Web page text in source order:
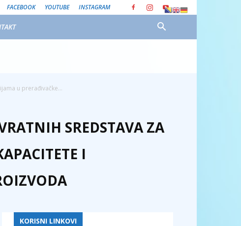
FACEBOOK YOUTUBE INSTAGRAM
u prerađivačke...
SREDSTAVA ZA
I
KORISNI LINKOVI